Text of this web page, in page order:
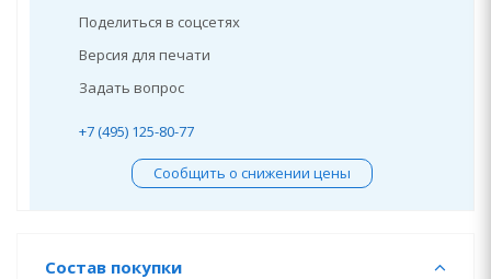
Поделиться в соцсетях
Версия для печати
Задать вопрос
+7 (495) 125-80-77
Сообщить о снижении цены
Состав покупки